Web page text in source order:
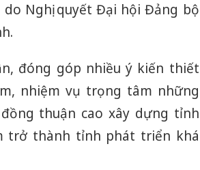
Nghị quyết Đại hội Đảng bộ
đóng góp nhiều ý kiến thiết
nhiệm vụ trọng tâm những
thuận cao xây dựng tỉnh
trở thành tỉnh phát triển khá